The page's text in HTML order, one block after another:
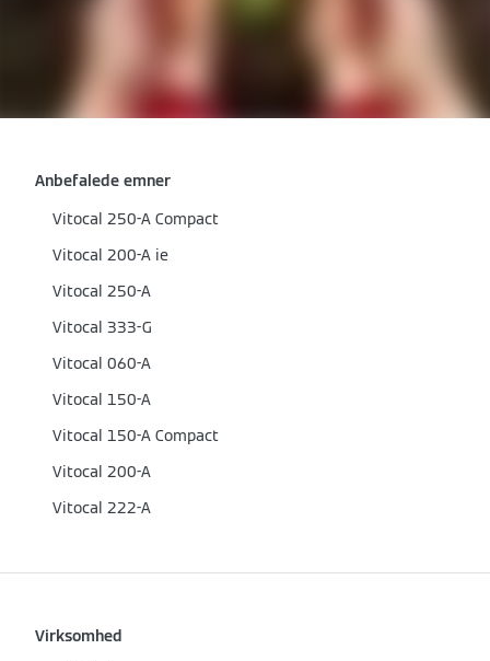
Anbefalede emner
Vitocal 250-A Compact
Vitocal 200-A ie
Vitocal 250-A
Vitocal 333-G
Vitocal 060-A
Vitocal 150-A
Vitocal 150-A Compact
Vitocal 200-A
Vitocal 222-A
Virksomhed